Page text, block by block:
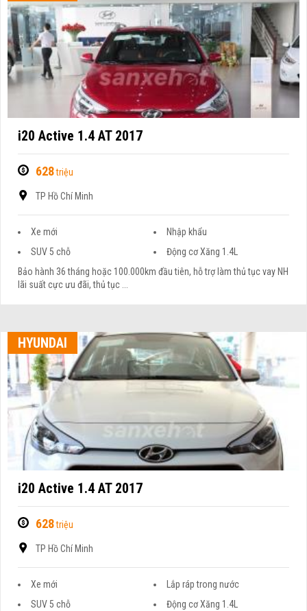
i20 Active 1.4 AT 2017
628triệu
TP Hồ Chí Minh
Xe mới
Nhập khẩu
SUV 5 chỗ
Động cơ Xăng 1.4L
Bảo hành 36 tháng hoặc 100.000km đầu tiên, hỗ trợ làm thủ tục vay NH
lãi suất cực ưu đãi, thủ tục ...
HYUNDAI
i20 Active 1.4 AT 2017
628triệu
TP Hồ Chí Minh
Xe mới
Lắp ráp trong nước
SUV 5 chỗ
Động cơ Xăng 1.4L